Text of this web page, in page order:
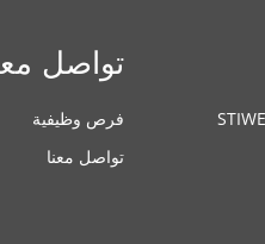
تواصل
فرص وظيفية
تواصل معنا